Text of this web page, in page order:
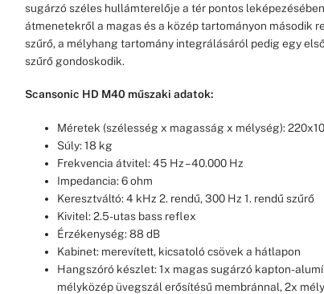
sugárzó széles hullámterelője a tér pontos
átmenetekről a magas és a közép tartományon második
szűrő, a mélyhang tartomány integrálásáról pedig egy
szűrő gondoskodik.
Scansonic HD M40 műszaki adatok:
Méretek (szélesség x magasság x mélység):
Súly: 18 kg
Frekvencia átvitel: 45 Hz – 40.000 Hz
Impedancia: 6 ohm
Keresztváltó: 4 kHz 2. rendű, 300 Hz 1. rendű szűrő
Kivitel: 2.5-utas bass reflex
Érzékenység: 88 dB
Kabinet: merevített, kicsatoló csövek a hátlapon
Hangszóró készlet: 1x magas sugárzó kapton-
mélyközép üvegszál erősítésű membránnal, 2x